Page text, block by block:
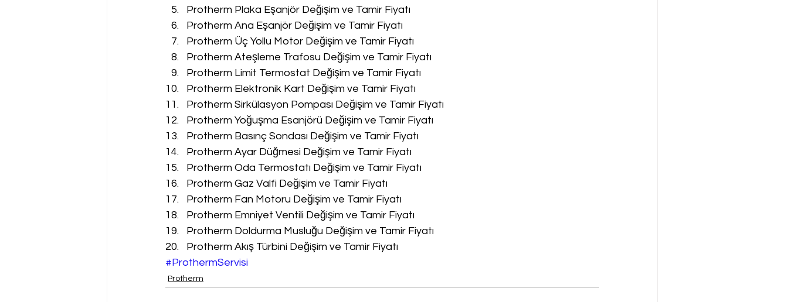
Protherm Plaka Eşanjör Değişim ve Tamir Fiyatı
Protherm Ana Eşanjör Değişim ve Tamir Fiyatı
Protherm Üç Yollu Motor Değişim ve Tamir Fiyatı
Protherm Ateşleme Trafosu Değişim ve Tamir Fiyatı
Protherm Limit Termostat Değişim ve Tamir Fiyatı
Protherm Elektronik Kart Değişim ve Tamir Fiyatı
Protherm Sirkülasyon Pompası Değişim ve Tamir Fiyatı
Protherm Yoğuşma Esanjörü Değişim ve Tamir Fiyatı
Protherm Basınç Sondası Değişim ve Tamir Fiyatı
Protherm Ayar Düğmesi Değişim ve Tamir Fiyatı
Protherm Oda Termostatı Değişim ve Tamir Fiyatı
Protherm Gaz Valfi Değişim ve Tamir Fiyatı
Protherm Fan Motoru Değişim ve Tamir Fiyatı
Protherm Emniyet Ventili Değişim ve Tamir Fiyatı
Protherm Doldurma Musluğu Değişim ve Tamir Fiyatı
Protherm Akış Türbini Değişim ve Tamir Fiyatı
#ProthermServisi
Protherm